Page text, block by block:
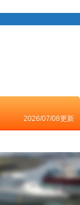
2026/07/08更新